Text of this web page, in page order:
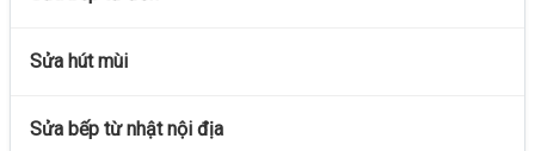
Sửa hút mùi
Sửa bếp từ nhật nội địa